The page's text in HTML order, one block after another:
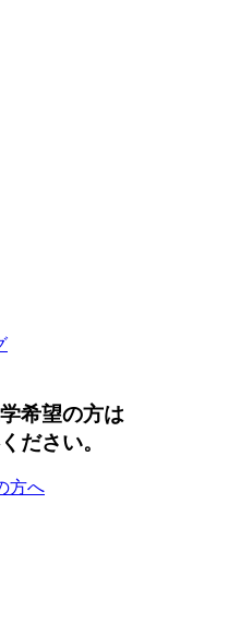
希望の方は
ださい。
方へ